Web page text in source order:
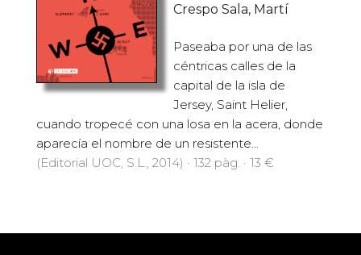
Crespo Sala, Martí
Paseaba por una de las
céntricas calles de la
capital de la isla de
Jersey, Saint Helier,
cuando tropecé con una losa en la acera, donde
aparecía el nombre de un resistente...
(Editorial UOC, S.L., 2014) · 132 pàg. · 13 €